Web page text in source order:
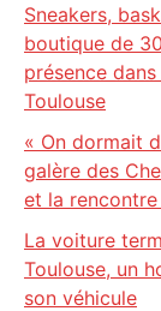
Sneakers,
boutique de
présence
Toulouse
« On dormait
galère des
et la
La voiture
Toulouse, un
son véhicule